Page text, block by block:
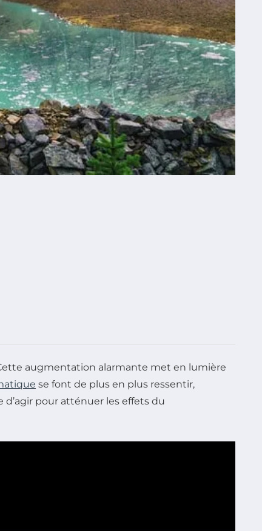
augmentation alarmante met en lumière
se font de plus en plus ressentir,
d’agir pour atténuer les effets du